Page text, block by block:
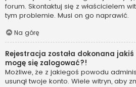
forum. Skontaktuj się z właścicielem
tym problemie. Musi on go naprawić.
Na górę
Rejestracja została dokonana
mogę się zalogować?!
Możliwe, że z jakiegoś powodu
usunął twoje konto. Wiele witryn, aby